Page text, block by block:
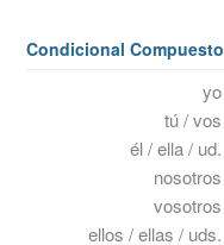
Condicional Compuesto
yo
tú / vos
él / ella / ud.
nosotros
vosotros
ellos / ellas / uds.